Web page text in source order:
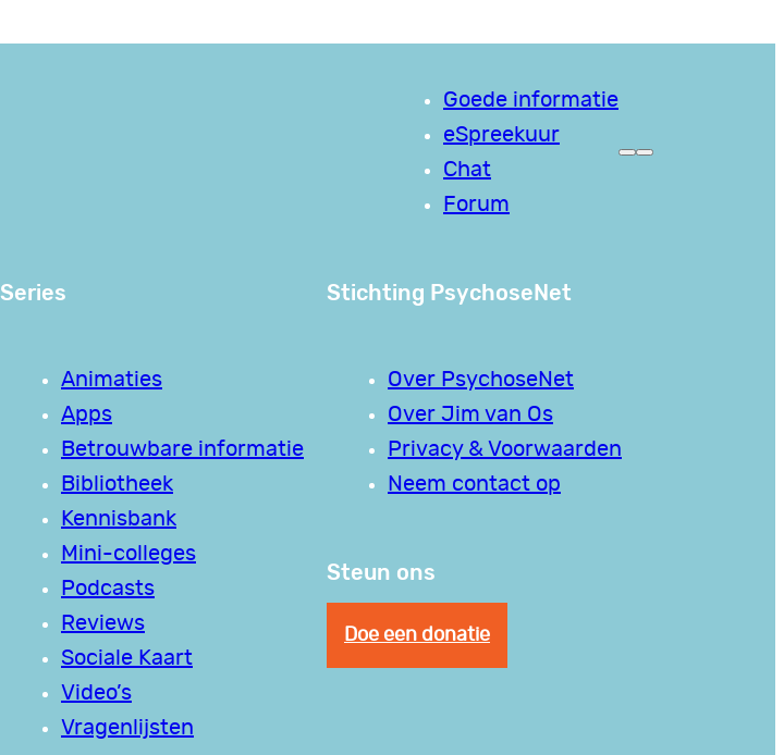
Goede informatie
eSpreekuur
Chat
Forum
Series
Animaties
Apps
Betrouwbare informatie
Bibliotheek
Kennisbank
Mini-colleges
Podcasts
Reviews
Sociale Kaart
Video’s
Vragenlijsten
Stichting PsychoseNet
Over PsychoseNet
Over Jim van Os
Privacy & Voorwaarden
Neem contact op
Steun ons
Doe een donatie